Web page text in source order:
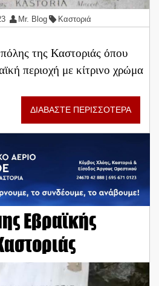
Mr. Blog Καστοριά
της Καστοριάς όπου
περιοχή με κίτρινο χρώμα
ΔΙΑΒΑΣΤΕ ΠΕΡΙΣΣΟΤΕΡΑ
Εβραϊκής